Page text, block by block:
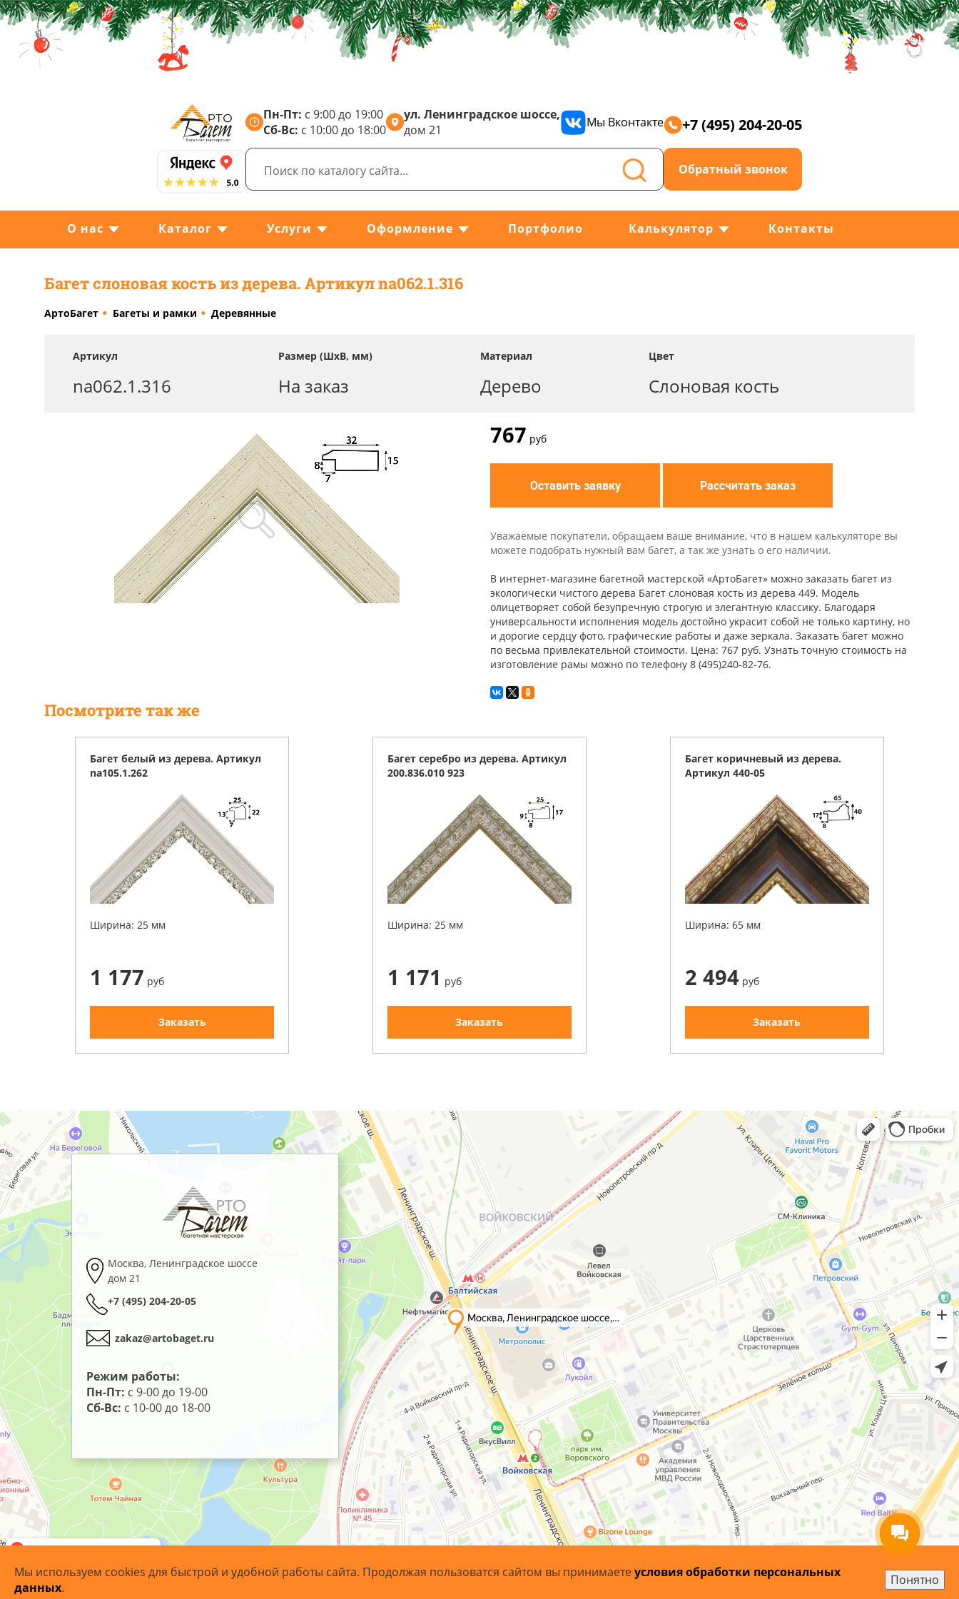
Пн-Пт: с 9:00 до 19:00
Сб-Вс: с 10:00 до 18:00
ул. Ленинградское шоссе,
дом 21
Мы Вконтакте +7 (495) 204-20-05
Обратный звонок
О нас Каталог Услуги Оформление Портфолио Калькулятор Контакты
Багет слоновая кость из дерева. Артикул na062.1.316
АртоБагет Багеты и рамки Деревянные
Артикул
na062.1.316
Размер (ШхВ, мм)
На заказ
Материал
Дерево
Цвет
Слоновая кость
767 руб
Оставить заявку Рассчитать заказ
Уважаемые покупатели, обращаем ваше внимание, что в нашем калькуляторе вы
можете подобрать нужный вам багет, а так же узнать о его наличии.
В интернет-магазине багетной мастерской «АртоБагет» можно заказать багет из
экологически чистого дерева Багет слоновая кость из дерева 449. Модель
олицетворяет собой безупречную строгую и элегантную классику. Благодаря
универсальности исполнения модель достойно украсит собой не только картину, но
и дорогие сердцу фото, графические работы и даже зеркала. Заказать багет можно
по весьма привлекательной стоимости. Цена: 767 руб. Узнать точную стоимость на
изготовление рамы можно по телефону 8 (495)240-82-76.
Посмотрите так же
Багет белый из дерева. Артикул
na105.1.262
Ширина: 25 мм
1 177 руб
Заказать
Багет серебро из дерева. Артикул
200.836.010 923
Ширина: 25 мм
1 171 руб
Заказать
Багет коричневый из дерева.
Артикул 440-05
Ширина: 65 мм
2 494 руб
Заказать
Москва, Ленинградское шоссе
дом 21
+7 (495) 204-20-05
zakaz@artobaget.ru
Режим работы:
Пн-Пт: с 9-00 до 19-00
Сб-Вс: с 10-00 до 18-00
Мы используем cookies для быстрой и удобной работы сайта. Продолжая пользоватся сайтом вы принимаетеусловия обработки персональных
данных. Понятно